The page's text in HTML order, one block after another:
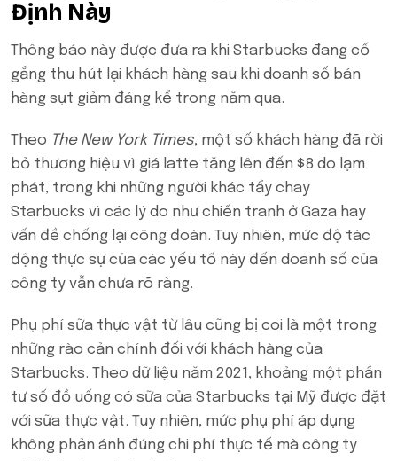
Định Này
Thông báo này được đưa ra khi Starbucks đang cố
gắng thu hút lại khách hàng sau khi doanh số bán
hàng sụt giảm đáng kể trong năm qua.
Theo The New York Times, một số khách hàng đã rời
bỏ thương hiệu vì giá latte tăng lên đến $8 do lạm
phát, trong khi những người khác tẩy chay
Starbucks vì các lý do như chiến tranh ở Gaza hay
vấn đề chống lại công đoàn. Tuy nhiên, mức độ tác
động thực sự của các yếu tố này đến doanh số của
công ty vẫn chưa rõ ràng.
Phụ phí sữa thực vật từ lâu cũng bị coi là một trong
những rào cản chính đối với khách hàng của
Starbucks. Theo dữ liệu năm 2021, khoảng một phần
tư số đồ uống có sữa của Starbucks tại Mỹ được đặt
với sữa thực vật. Tuy nhiên, mức phụ phí áp dụng
không phản ánh đúng chi phí thực tế mà công ty